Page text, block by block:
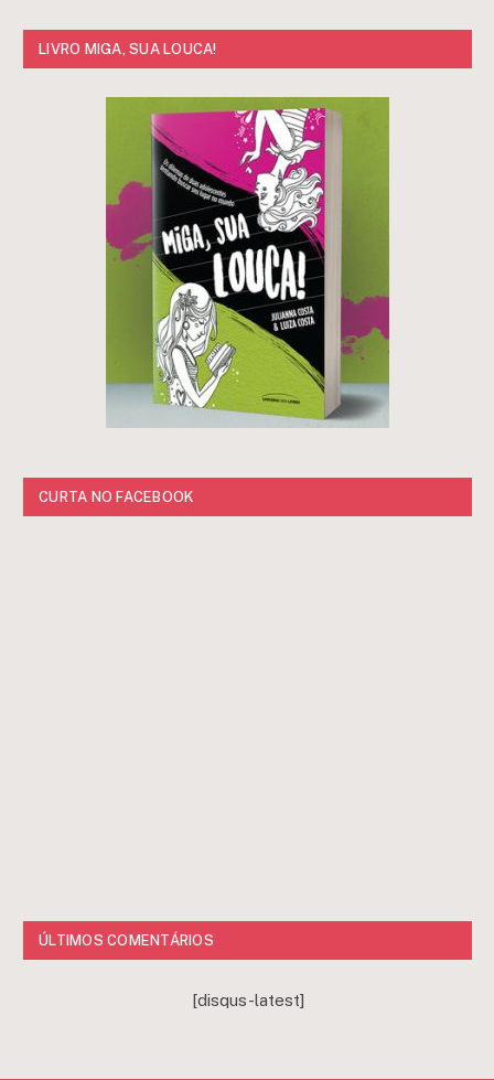
LIVRO MIGA, SUA LOUCA!
CURTA NO FACEBOOK
ÚLTIMOS COMENTÁRIOS
[disqus-latest]